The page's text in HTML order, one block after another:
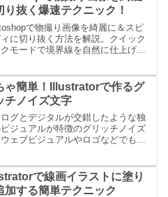
り抜く爆速テクニック！
で物撮り画像を綺麗に＆スピ
に切り抜く方法を解説。クイック
モードで境界線を自然に仕上げま
ゃ簡単！Illustratorで作るグ
チノイズ文字
グとデジタルが交錯したような独
ジュアルが特徴のグリッチノイズ
ェブビジュアルやロゴなどでもよ
る方法を初心者にもわかりやすく
します。
で線画イラストに塗り
加する簡単テクニック